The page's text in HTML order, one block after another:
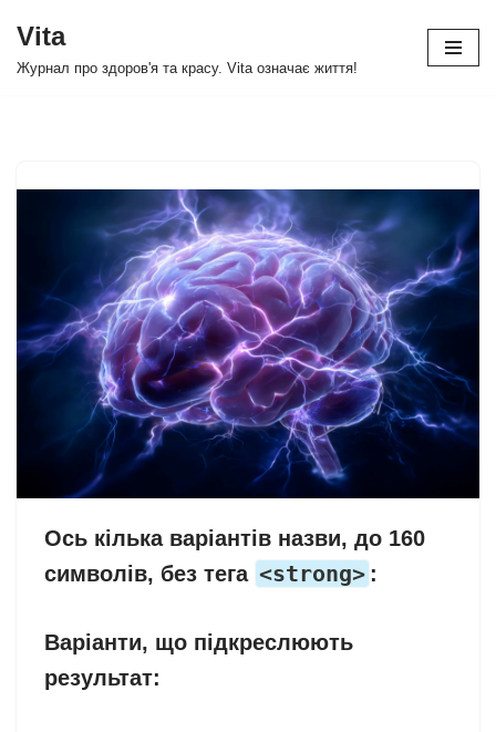
Перейти
Vita
Журнал про здоров'я та красу. Vita означає життя!
Ось кілька варіантів назви, до 160
символів, без тега <strong> :
Варіанти, що підкреслюють
результат: